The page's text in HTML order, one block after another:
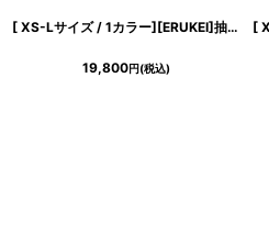
[ XS-Lサイズ / 1カラー][ERUKEI]抽象柄・プリント・サテン・フリルスリーブ・Vネック・タック・ベルト風・スリット・Aライン・ロングドレス[送料無料]
19,800円(税込)